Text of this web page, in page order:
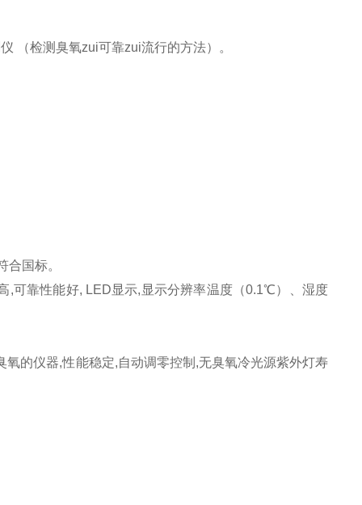
（检测臭氧zui可靠zui流行的方法）。
国标。
,可靠性能好, LED显示,显示分辨率温度（0.1℃）、湿度
的仪器,性能稳定,自动调零控制,无臭氧冷光源紫外灯寿